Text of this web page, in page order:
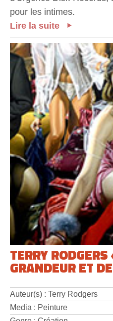
pour les intimes.
Lire la suite
TERRY
GRANDEUR ET
Auteur(s) : Terry Rodgers
Media : Peinture